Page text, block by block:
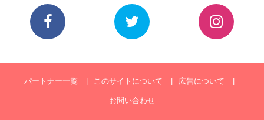
パートナー一覧 このサイトについて 広告について
お問い合わせ